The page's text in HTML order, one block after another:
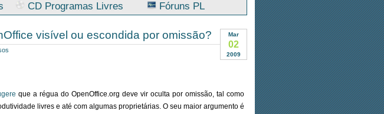
CD Programas Livres Fóruns PL
Mar
02
2009
visível ou escondida por omissão?
que a régua do OpenOffice.org deve vir oculta por omissão, tal como
livres e até com algumas proprietárias. O seu maior argumento é